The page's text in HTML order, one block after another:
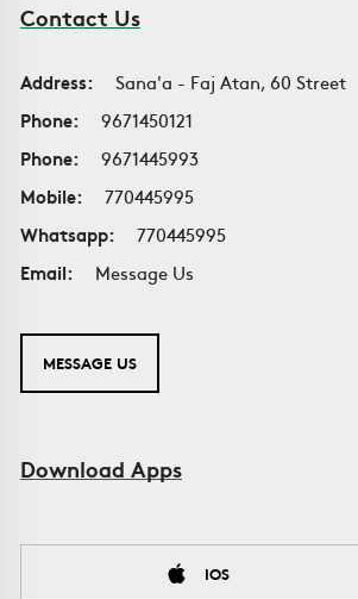
Contact Us
Address:
Sana'a - Faj Atan, 60 Street
Phone:
9671450121
Phone:
9671445993
Mobile:
770445995
Whatsapp:
770445995
Email:
Message Us
MESSAGE US
Download Apps
IOS